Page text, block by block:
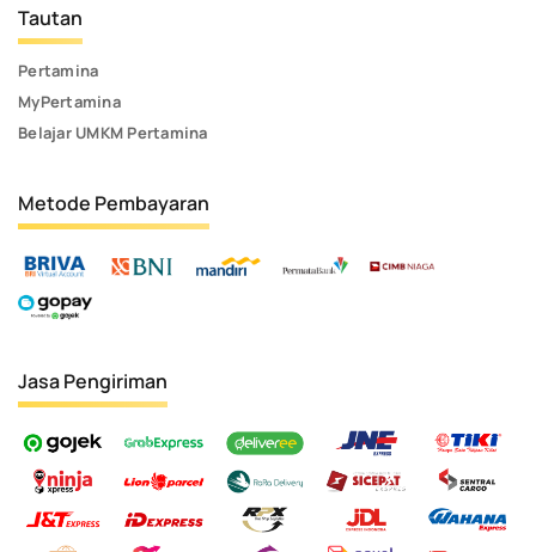
Tautan
Pertamina
MyPertamina
Belajar UMKM Pertamina
Metode Pembayaran
Jasa Pengiriman